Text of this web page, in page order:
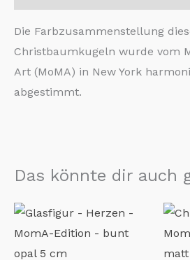
Die Farbzusammenstellung
Christbaumkugeln wurde vom
Art (MoMA) in New York
abgestimmt.
Das könnte dir auch